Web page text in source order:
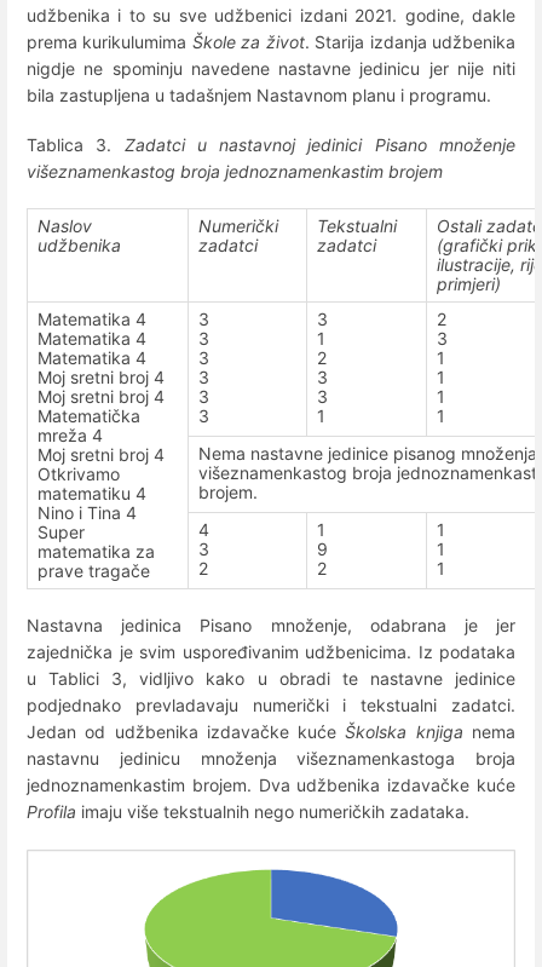
udžbenika i to su sve udžbenici izdani 2021. godine, dakle
prema kurikulumima Škole za život. Starija izdanja udžbenika
nigdje ne spominju navedene nastavne jedinicu jer nije niti
bila zastupljena u tadašnjem Nastavnom planu i programu.
Tablica 3. Zadatci u nastavnoj jedinici Pisano množenje
višeznamenkastog broja jednoznamenkastim brojem
Naslov
udžbenika
Numerički
zadatci
Tekstualni
zadatci
Ostali
(grafički
ilustracije,
primjeri)
Matematika 4
Matematika 4
Matematika 4
Moj sretni broj 4
Moj sretni broj 4
Matematička
mreža 4
Moj sretni broj 4
Otkrivamo
matematiku 4
Nino i Tina 4
Super
matematika za
prave tragače
3
3
3
3
3
3
3
1
2
3
3
1
2
3
1
1
1
1
Nema nastavne jedinice pisanog množenja
višeznamenkastog broja
brojem.
4
3
2
1
9
2
1
1
1
Nastavna jedinica Pisano množenje, odabrana je jer
zajednička je svim uspoređivanim udžbenicima. Iz podataka
u Tablici 3, vidljivo kako u obradi te nastavne jedinice
podjednako prevladavaju numerički i tekstualni zadatci.
Jedan od udžbenika izdavačke kućeŠkolska knjiga nema
nastavnu jedinicu množenja višeznamenkastoga broja
jednoznamenkastim brojem. Dva udžbenika izdavačke kuće
Profila imaju više tekstualnih nego numeričkih zadataka.